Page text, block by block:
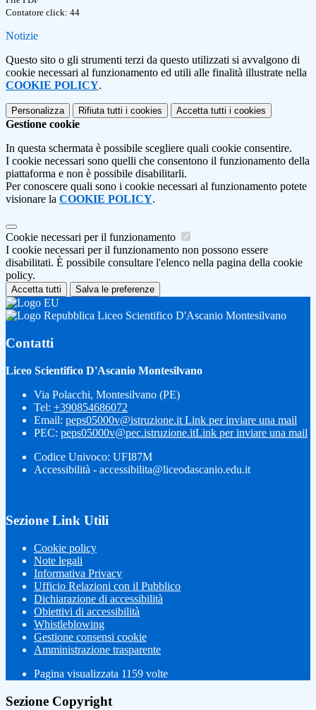
Contatore click: 44
Notizie
Questo sito o gli strumenti terzi da questo utilizzati si avvalgono di
cookie necessari al funzionamento ed utili alle finalità illustrate nella
COOKIE POLICY.
Personalizza Rifiuta tutti i cookies Accetta tutti i cookies
Gestione cookie
In questa schermata è possibile scegliere quali cookie consentire.
I cookie necessari sono quelli che consentono il funzionamento della
piattaforma e non è possibile disabilitarli.
Per conoscere quali sono i cookie necessari al funzionamento potete
visionare la COOKIE POLICY.
Cookie necessari per il funzionamento
I cookie necessari per il funzionamento non possono essere
disabilitati. È possibile consultare l'elenco nella pagina della cookie
policy.
Accetta tutti Salva le preferenze
Liceo Scientifico D'Ascanio Montesilvano
Contatti
Liceo Scientifico D'Ascanio Montesilvano
Via Polacchi, Montesilvano (PE)
Tel: +390854686072
Email: peps05000v@istruzione.it Link per inviare una mail
PEC: peps05000v@pec.istruzione.itLink per inviare una mail
Codice Univoco: UFI87M
Accessibilità - accessibilita@liceodascanio.edu.it
Sezione Link Utili
Cookie policy
Note legali
Informativa Privacy
Ufficio Relazioni con il Pubblico
Dichiarazione di accessibilità
Obiettivi di accessibilità
Whistleblowing
Gestione consensi cookie
Amministrazione trasparente
Pagina visualizzata 1159 volte
Sezione Copyright